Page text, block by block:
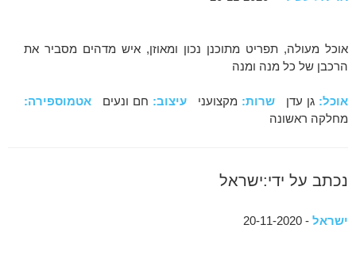
אוכל מעולה, תפריט מתוכנן נכון ומאוזן, איש מדהים מסביר את
הרכבן של כל מנה ומנה
אוכל: גן עדן שרות: מקצועניעיצוב: חם ונעים אטמוספירה:
מחלקה ראשונה
נכתב על ידי:ישראל
ישראל - 20-11-2020